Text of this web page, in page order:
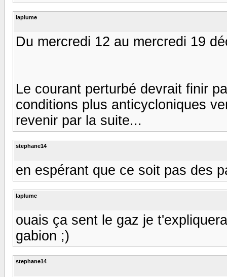
laplume
Du mercredi 12 au mercredi 19
Le courant perturbé devrait finir
conditions plus anticycloniques
revenir par la suite...
stephane14
en espérant que ce soit pas des
laplume
ouais ça sent le gaz je
gabion ;)
stephane14